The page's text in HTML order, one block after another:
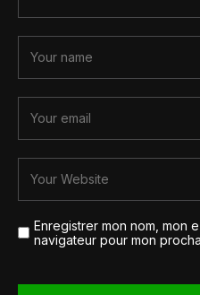
Enregistrer mon nom, mon
navigateur pour mon